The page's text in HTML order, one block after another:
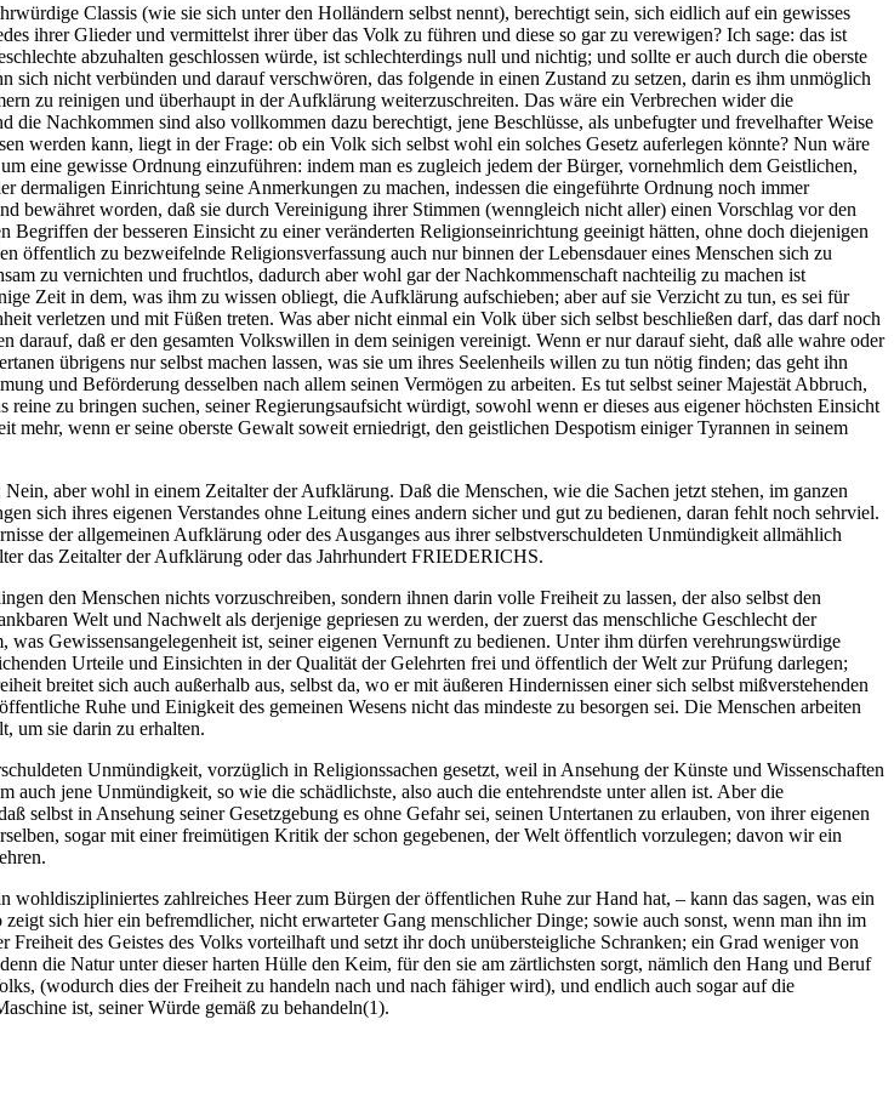
Classis (wie sie sich unter den Holländern selbst nennt), berechtigt sein, sich eidlich auf ein gewisses
ihrer Glieder und vermittelst ihrer über das Volk zu führen und diese so gar zu verewigen? Ich sage: das ist
abzuhalten geschlossen würde, ist schlechterdings null und nichtig; und sollte er auch durch die oberste
nicht verbünden und darauf verschwören, das folgende in einen Zustand zu setzen, darin es ihm unmöglich
zu reinigen und überhaupt in der Aufklärung weiterzuschreiten. Das wäre ein Verbrechen wider die
Nachkommen sind also vollkommen dazu berechtigt, jene Beschlüsse, als unbefugter und frevelhafter Weise
werden kann, liegt in der Frage: ob ein Volk sich selbst wohl ein solches Gesetz auferlegen könnte? Nun wäre
eine gewisse Ordnung einzuführen: indem man es zugleich jedem der Bürger, vornehmlich dem Geistlichen,
Einrichtung seine Anmerkungen zu machen, indessen die eingeführte Ordnung noch immer
bewähret worden, daß sie durch Vereinigung ihrer Stimmen (wenngleich nicht aller) einen Vorschlag vor den
der besseren Einsicht zu einer veränderten Religionseinrichtung geeinigt hätten, ohne doch diejenigen
öffentlich zu bezweifelnde Religionsverfassung auch nur binnen der Lebensdauer eines Menschen sich zu
zu vernichten und fruchtlos, dadurch aber wohl gar der Nachkommenschaft nachteilig zu machen ist
Zeit in dem, was ihm zu wissen obliegt, die Aufklärung aufschieben; aber auf sie Verzicht zu tun, es sei für
verletzen und mit Füßen treten. Was aber nicht einmal ein Volk über sich selbst beschließen darf, das darf noch
darauf, daß er den gesamten Volkswillen in dem seinigen vereinigt. Wenn er nur darauf sieht, daß alle wahre oder
übrigens nur selbst machen lassen, was sie um ihres Seelenheils willen zu tun nötig finden; das geht ihn
und Beförderung desselben nach allem seinen Vermögen zu arbeiten. Es tut selbst seiner Majestät Abbruch,
zu bringen suchen, seiner Regierungsaufsicht würdigt, sowohl wenn er dieses aus eigener höchsten Einsicht
mehr, wenn er seine oberste Gewalt soweit erniedrigt, den geistlichen Despotism einiger Tyrannen in seinem
aber wohl in einem Zeitalter der Aufklärung. Daß die Menschen, wie die Sachen jetzt stehen, im ganzen
sich ihres eigenen Verstandes ohne Leitung eines andern sicher und gut zu bedienen, daran fehlt noch sehrviel.
der allgemeinen Aufklärung oder des Ausganges aus ihrer selbstverschuldeten Unmündigkeit allmählich
das Zeitalter der Aufklärung oder das Jahrhundert FRIEDERICHS.
den Menschen nichts vorzuschreiben, sondern ihnen darin volle Freiheit zu lassen, der also selbst den
Welt und Nachwelt als derjenige gepriesen zu werden, der zuerst das menschliche Geschlecht der
Gewissensangelegenheit ist, seiner eigenen Vernunft zu bedienen. Unter ihm dürfen verehrungswürdige
Urteile und Einsichten in der Qualität der Gelehrten frei und öffentlich der Welt zur Prüfung darlegen;
breitet sich auch außerhalb aus, selbst da, wo er mit äußeren Hindernissen einer sich selbst mißverstehenden
Ruhe und Einigkeit des gemeinen Wesens nicht das mindeste zu besorgen sei. Die Menschen arbeiten
um sie darin zu erhalten.
Unmündigkeit, vorzüglich in Religionssachen gesetzt, weil in Ansehung der Künste und Wissenschaften
auch jene Unmündigkeit, so wie die schädlichste, also auch die entehrendste unter allen ist. Aber die
selbst in Ansehung seiner Gesetzgebung es ohne Gefahr sei, seinen Untertanen zu erlauben, von ihrer eigenen
sogar mit einer freimütigen Kritik der schon gegebenen, der Welt öffentlich vorzulegen; davon wir ein
zahlreiches Heer zum Bürgen der öffentlichen Ruhe zur Hand hat, – kann das sagen, was ein
sich hier ein befremdlicher, nicht erwarteter Gang menschlicher Dinge; sowie auch sonst, wenn man ihn im
des Geistes des Volks vorteilhaft und setzt ihr doch unübersteigliche Schranken; ein Grad weniger von
die Natur unter dieser harten Hülle den Keim, für den sie am zärtlichsten sorgt, nämlich den Hang und Beruf
(wodurch dies der Freiheit zu handeln nach und nach fähiger wird), und endlich auch sogar auf die
ist, seiner Würde gemäß zu behandeln(1).